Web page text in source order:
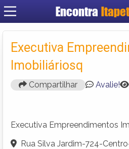
Encontra
Criar
Executiva
Imobiliáriosq
Compartilhar Avalie!
Executiva Empreendimentos
Rua Silva Jardim-724-